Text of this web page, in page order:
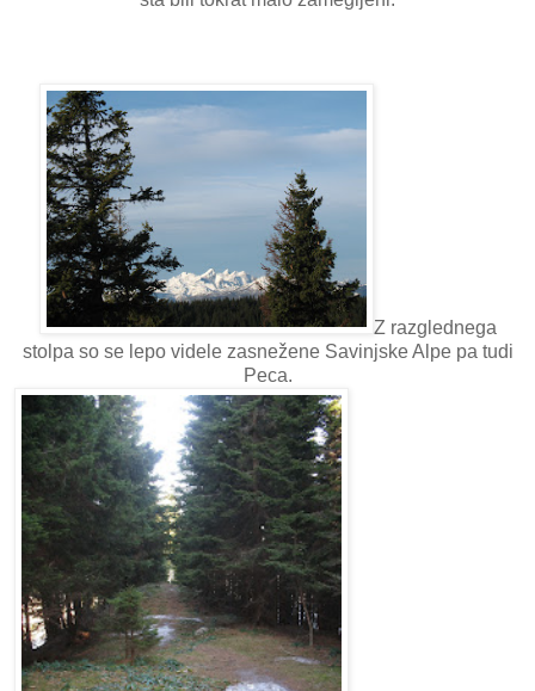
Z razglednega
stolpa so se lepo videle zasnežene Savinjske Alpe pa tudi
Peca.